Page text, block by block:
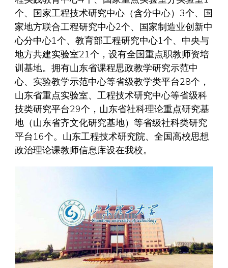
个、国家工程技术研究中心（含分中心）3个、国
家地方联合工程研究中心2个、国家制造业创新中
心分中心1个、教育部工程研究中心1个、中央与
地方共建实验室21个，设有全国重点职教师资培
训基地。拥有山东省课程思政教学研究示范中
心、实验教学示范中心等省级教学类平台28个，
山东省重点实验室、工程技术研究中心等省级科
技类研究平台29个，山东省社科理论重点研究基
地（山东省齐文化研究基地）等省级社科类研究
平台16个。山东工程技术研究院、全国高校思想
政治理论课教师信息库设在我校。